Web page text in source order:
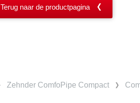
Terug naar de productpagina
Zehnder ComfoPipe Compact